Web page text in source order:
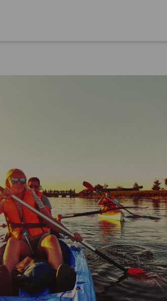
Lukion pakettilisenssi
Käyttöönotto
Bruksanvisning
Tilaa